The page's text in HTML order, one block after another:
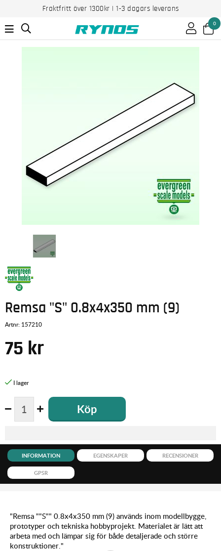
Fraktfritt över 1300kr | 1-3 dagars leverans
0
Remsa "S" 0.8x4x350 mm (9)
Artnr: 157210
75 kr
Köp
INFORMATION EGENSKAPER RECENSIONER
GPSR
"Remsa ""S"" 0.8x4x350 mm (9) används inom modellbygge,
prototyper och tekniska hobbyprojekt. Materialet är lätt att
arbeta med och lämpar sig för både detaljerade och större
konstruktioner."